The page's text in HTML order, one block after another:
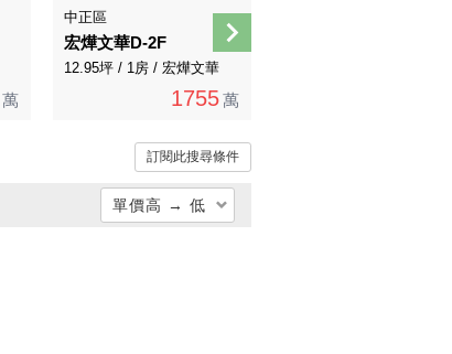
萬
中正區
宏燁文華D-2F
12.95坪 / 1房 / 宏燁文華
1755 萬
訂閱此搜尋條件
單價高 → 低